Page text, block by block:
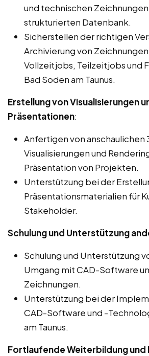
und technischen
strukturierten Datenbank.
Sicherstellen der richtigen
Archivierung von
Vollzeitjobs, Teilzeitjobs und
Bad Soden am Taunus.
Erstellung von Visualisierungen
Präsentationen:
Anfertigen von anschaulichen
Visualisierungen und
Präsentation von Projekten.
Unterstützung bei der
Präsentationsmaterialien für
Stakeholder.
Schulung und Unterstützung
Schulung und Unterstützung
Umgang mit CAD-Software
Zeichnungen.
Unterstützung bei der
CAD-Software und -
am Taunus.
Fortlaufende Weiterbildung und